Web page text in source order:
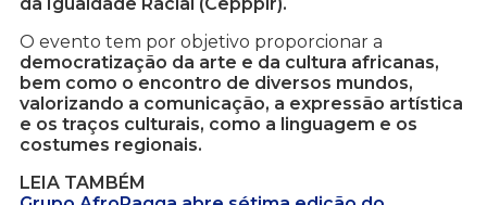
O evento tem por objetivo proporcionar a
democratização da arte e da cultura africanas,
bem como o encontro de diversos mundos,
valorizando a comunicação, a expressão artística
e os traços culturais, como a linguagem e os
costumes regionais.
LEIA TAMBÉM